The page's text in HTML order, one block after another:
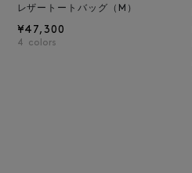
レザートートバッグ（M）
¥47,300
4 colors